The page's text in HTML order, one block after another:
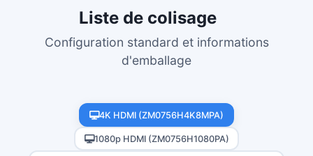
Liste de colisage
Configuration standard et informations
d'emballage
4K HDMI (ZM0756H4K8MPA)
1080p HDMI (ZM0756H1080PA)